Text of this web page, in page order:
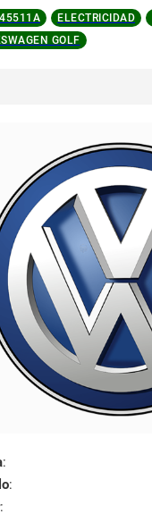
ELECTRICIDAD
GOLF
:
:
: